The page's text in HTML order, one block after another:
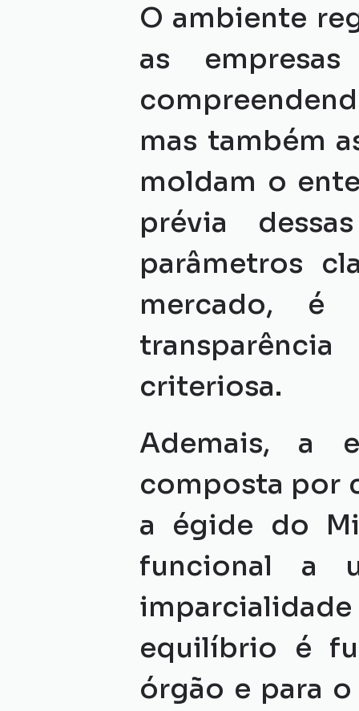
O ambiente
as
mas também
moldam o
prévia
parâmetros
mercado, é
criteriosa.
Ademais, a
composta por
a égide do
funcional a
equilíbrio é
órgão e para